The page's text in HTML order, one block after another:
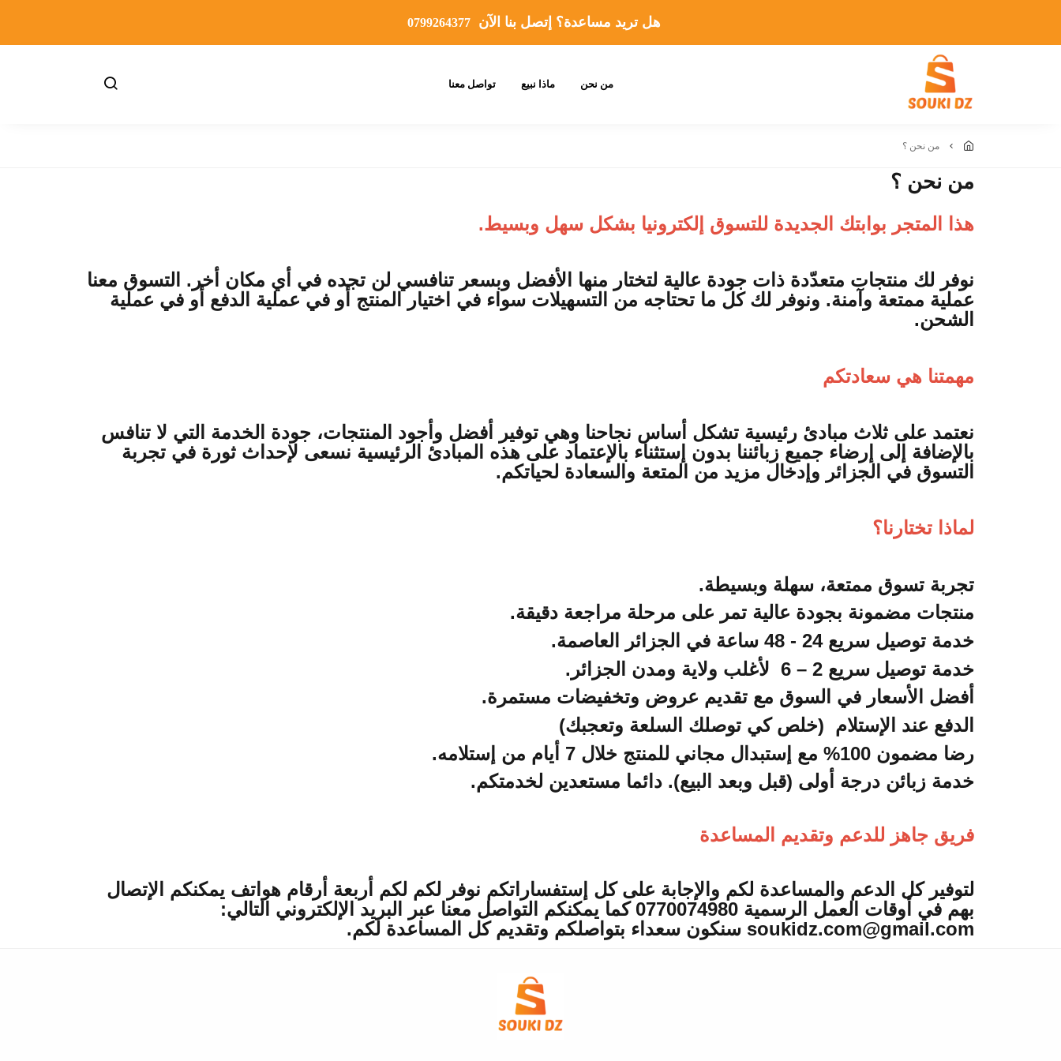
هل تريد مساعدة؟ إتصل بنا الآن0799264377
من نحن ماذا نبيع تواصل معنا
من نحن ؟
من نحن ؟
هذا المتجر بوابتك الجديدة للتسوق إلكترونيا بشكل سهل وبسيط.
نوفر لك منتجات متعدّدة ذات جودة عالية لتختار منها الأفضل وبسعر تنافسي لن تجده في أي مكان أخر. التسوق معنا
عملية ممتعة وآمنة. ونوفر لك كل ما تحتاجه من التسهيلات سواء في اختيار المنتج أو في عملية الدفع أو في عملية
الشحن.
مهمتنا هي سعادتكم
نعتمد على ثلاث مبادئ رئيسية تشكل أساس نجاحنا وهي توفير أفضل وأجود المنتجات، جودة الخدمة التي لا تنافس
بالإضافة إلى إرضاء جميع زبائننا بدون إستثناء بالإعتماد على هذه المبادئ الرئيسية نسعى لإحداث ثورة في تجربة
التسوق في الجزائر وإدخال مزيد من المتعة والسعادة لحياتكم.
لماذا تختارنا؟
تجربة تسوق ممتعة، سهلة وبسيطة.
منتجات مضمونة بجودة عالية تمر على مرحلة مراجعة دقيقة.
خدمة توصيل سريع 24 - 48 ساعة في الجزائر العاصمة
.
خدمة توصيل سريع 2 – 6 لأغلب ولاية ومدن الجزائر
.
أفضل الأسعار في السوق مع تقديم عروض وتخفيضات مستمرة.
الدفع عند الإستلام (خلص كي توصلك السلعة وتعجبك)
رضا مضمون 100% مع إستبدال مجاني للمنتج خلال 7 أيام من إستلامه
.
خدمة زبائن درجة أولى (قبل وبعد البيع). دائما مستعدين لخدمتكم.
فريق جاهز للدعم وتقديم المساعدة
لتوفير كل الدعم والمساعدة لكم والإجابة على كل إستفساراتكم نوفر لكم لكم أربعة أرقام هواتف يمكنكم الإتصال
بهم في أوقات العمل الرسمية 0770074980 كما يمكنكم التواصل معنا عبر البريد الإلكتروني التالي:
soukidz.com@gmail.com سنكون سعداء بتواصلكم وتقديم كل المساعدة لكم.